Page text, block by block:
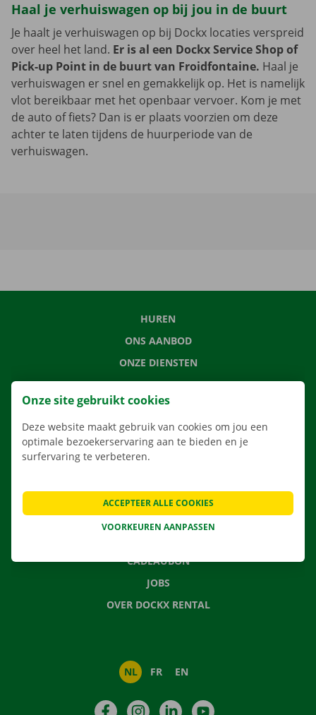
Haal je verhuiswagen op bij jou in de buurt
Je haalt je verhuiswagen op bij Dockx locaties verspreid
over heel het land. Er is al een Dockx Service Shop of
Pick-up Point in de buurt van Froidfontaine. Haal je
verhuiswagen er snel en gemakkelijk op. Het is namelijk
vlot bereikbaar met het openbaar vervoer. Kom je met
de auto of fiets? Dan is er plaats voorzien om deze
achter te laten tijdens de huurperiode van de
verhuiswagen.
HUREN
ONS AANBOD
ONZE DIENSTEN
LOCATIES
APP
VERHUISOPLOSSINGEN
CONTACTEER ONS
VEELGESTELDE VRAGEN
CADEAUBON
JOBS
OVER DOCKX RENTAL
NL FR EN
FacebookInstagramLinkedIn
Onze site gebruikt cookies
Deze website maakt gebruik van cookies om jou een
optimale bezoekerservaring aan te bieden en je
surfervaring te verbeteren.
VOORKEUREN AANPASSEN
ACCEPTEER ALLE COOKIES